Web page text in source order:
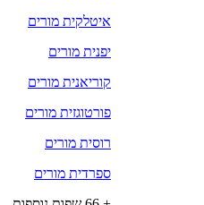
איטלקית מורים
יפנית מורים
קוריאנית מורים
פורטוגזית מורים
רוסית מורים
ספרדית מורים